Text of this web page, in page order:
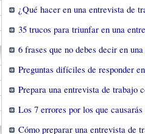
¿Qué hacer en una entrevista de
35 trucos para triunfar en una
6 frases que no debes decir en
Preguntas difíciles de responder
Prepara una entrevista de trabajo
Los 7 errores por los que
Cómo preparar una entrevista de